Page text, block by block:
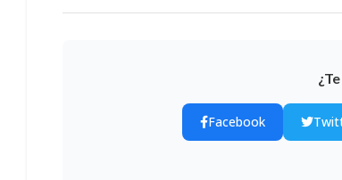
Facebook